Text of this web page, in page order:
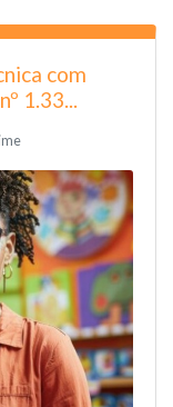
com
1.33...